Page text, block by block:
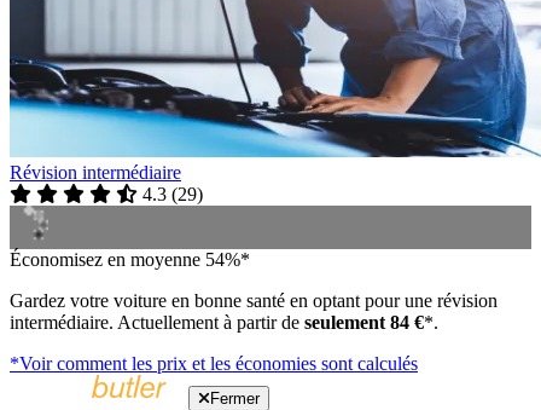
Révision intermédiaire
4.3 (29)
Économisez en moyenne 54%*
Gardez votre voiture en bonne santé en optant pour une révision
intermédiaire. Actuellement à partir de seulement 84 €*.
*Voir comment les prix et les économies sont calculés
Fermer